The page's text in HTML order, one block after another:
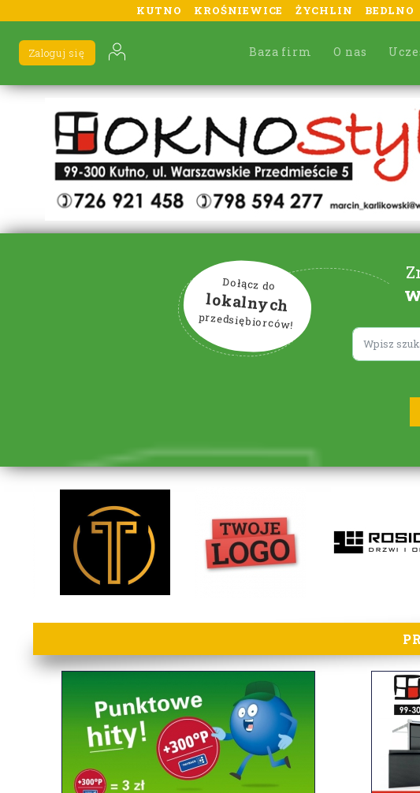
KUTNO KROŚNIEWICE ŻYCHLIN BEDLNO
Baza firm O nas
Zaloguj się
Dołącz do
lokalnych
przedsiębiorców!
Lorem
lorem ipsum